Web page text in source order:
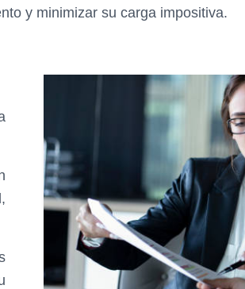
y minimizar su carga impositiva.